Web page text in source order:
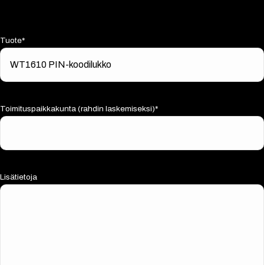
Tuote*
Toimituspaikkakunta (rahdin laskemiseksi)*
Lisätietoja